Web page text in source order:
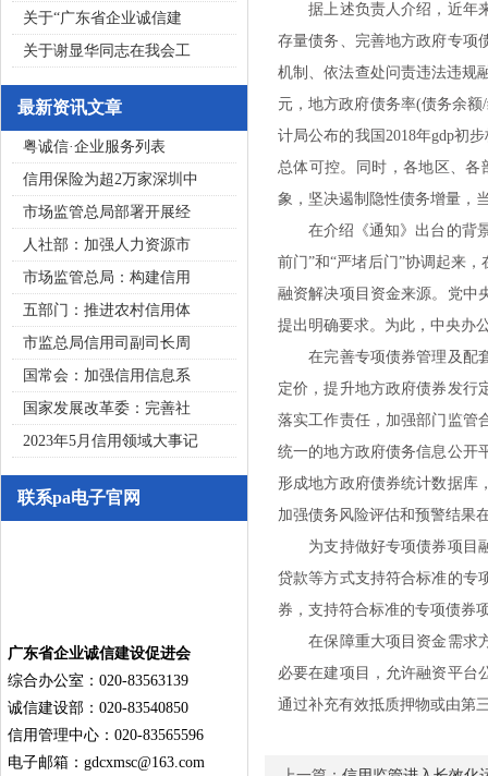
关于“广东省企业诚信建
关于谢显华同志在我会工
最新资讯文章
粤诚信·企业服务列表
信用保险为超2万家深圳中
市场监管总局部署开展经
人社部：加强人力资源市
市场监管总局：构建信用
五部门：推进农村信用体
市监总局信用司副司长周
国常会：加强信用信息系
国家发展改革委：完善社
2023年5月信用领域大事记
联系pa电子官网
广东省企业诚信建设促进会
综合办公室：020-83563139
诚信建设部：020-83540850
信用管理中心：020-83565596
电子邮箱： gdcxmsc@163.com
据上述负责人介绍，近年来
存量债务、完善地方政府专项
机制、依法查处问责违法违规
元，地方政府债务率(债务余
计局公布的我国2018年gdp初
总体可控。同时，各地区、
象，坚决遏制隐性债务增量，
在介绍《通知》出台的背景
前门”和“严堵后门”协调起来
融资解决项目资金来源。党中
提出明确要求。为此，中央办
在完善专项债券管理及配套
定价，提升地方政府债券发行
落实工作责任，加强部门监管
统一的地方政府债务信息公开
形成地方政府债券统计数据库
加强债务风险评估和预警结果
为支持做好专项债券项目融
贷款等方式支持符合标准的专
券，支持符合标准的专项债券
在保障重大项目资金需求方
必要在建项目，允许融资平台
通过补充有效抵质押物或由第